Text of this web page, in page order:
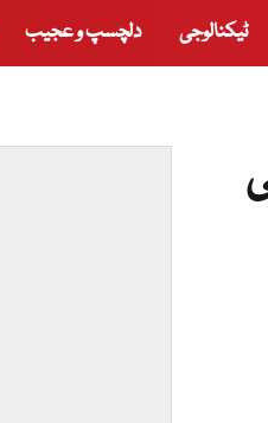
ٹیکنالوجی دلچسپ و عجیب
کی